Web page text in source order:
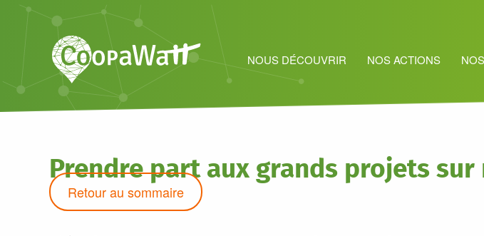
NOUS DÉCOUVRIR NOS ACTIONS
Prendre part aux grands projets
Retour au sommaire